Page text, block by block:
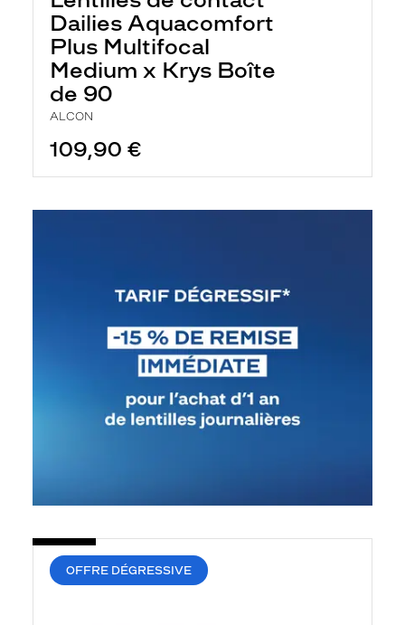
Dailies Aquacomfort
Plus Multifocal
Medium x Krys Boîte
de 90
ALCON
109,90 €
OFFRE DÉGRESSIVE